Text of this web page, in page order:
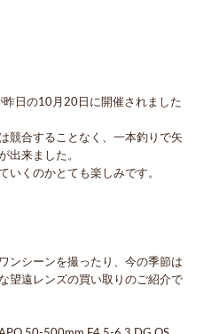
日の10月20日に開催されました
競合することなく、一本釣りで矢
出来ました。
いくのかとても楽しみです。
ンシーンを撮ったり、今の季節は
望遠レンズの買い取りのご紹介で